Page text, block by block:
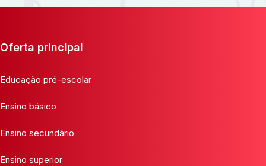
Oferta principal
Educação pré-escolar
Ensino básico
Ensino secundário
Ensino superior